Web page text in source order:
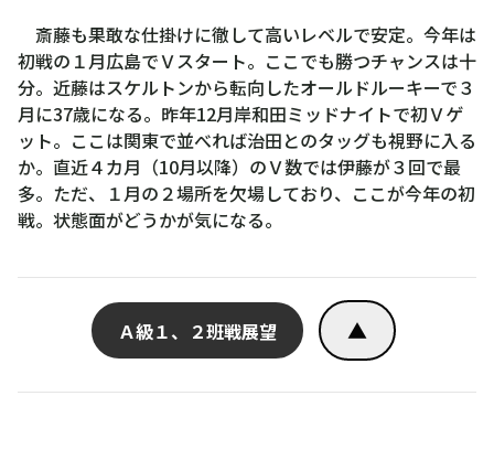
斎藤も果敢な仕掛けに徹して高いレベルで安定。今年は
初戦の１月広島でＶスタート。ここでも勝つチャンスは十
分。近藤はスケルトンから転向したオールドルーキーで３
月に37歳になる。昨年12月岸和田ミッドナイトで初Ｖゲ
ット。ここは関東で並べれば治田とのタッグも視野に入る
か。直近４カ月（10月以降）のＶ数では伊藤が３回で最
多。ただ、１月の２場所を欠場しており、ここが今年の初
戦。状態面がどうかが気になる。
Ａ級１、２班戦展望 ▲